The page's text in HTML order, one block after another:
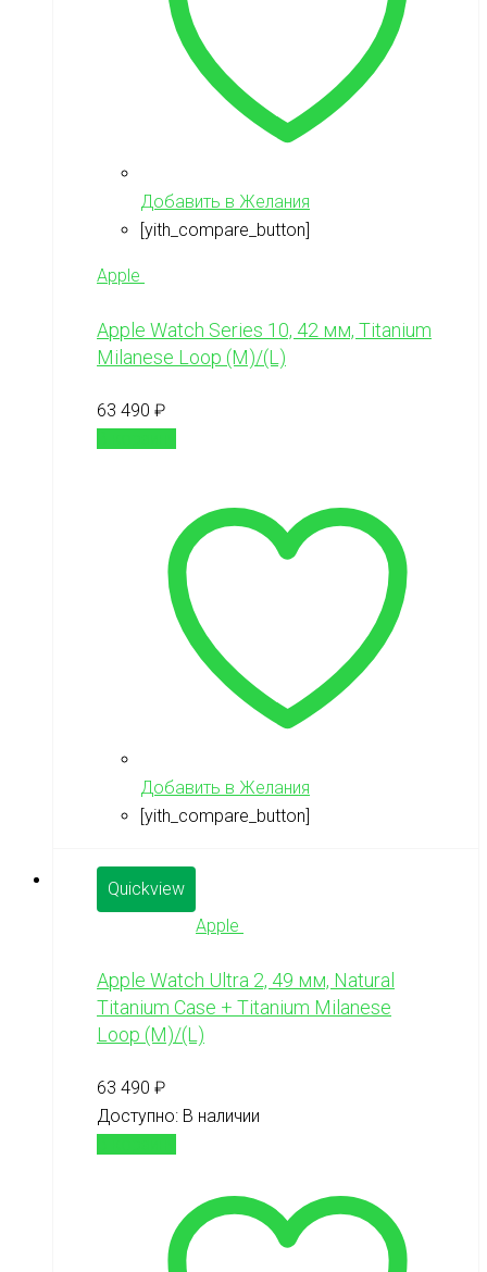
Добавить в Желания
[yith_compare_button]
Apple
Apple Watch Series 10, 42 мм, Titanium
Milanese Loop (M)/(L)
63 490 ₽
Добавить в Желания
[yith_compare_button]
Quickview
Apple
Apple Watch Ultra 2, 49 мм, Natural
Titanium Case + Titanium Milanese
Loop (M)/(L)
63 490 ₽
Доступно: В наличии